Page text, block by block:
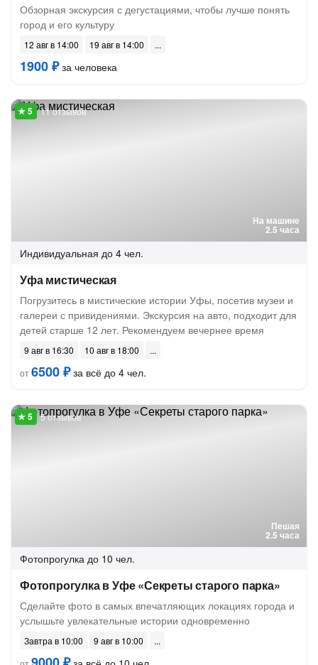
Обзорная экскурсия с дегустациями, чтобы лучше понять
город и его культуру
12 авг в 14:00 19 авг в 14:00
1900 ₽за человека
На машине
2.5 часа
11 отзывов
Индивидуальная до 4 чел.
Уфа мистическая
Погрузитесь в мистические истории Уфы, посетив музеи и
галереи с привидениями. Экскурсия на авто, подходит для
детей старше 12 лет. Рекомендуем вечернее время
9 авг в 16:30
10 авг в 18:00
от6500 ₽за всё до 4 чел.
Пешая
2.5 часа
5 отзывов
Фотопрогулка до 10 чел.
Фотопрогулка в Уфе «Секреты старого парка»
Сделайте фото в самых впечатляющих локациях города и
услышьте увлекательные истории одновременно
Завтра в 10:00
9 авг в 10:00